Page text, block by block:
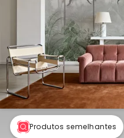
Produtos semelhantes